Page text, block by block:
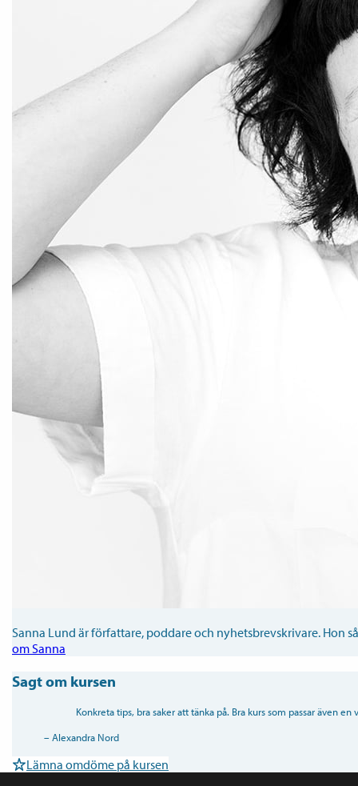
Sanna Lund är författare, poddare och nyhetsbrevskrivare. Hon
om Sanna
Sagt om kursen
Konkreta tips, bra saker att tänka på. Bra kurs som passar även
–Alexandra Nord
Lämna omdöme på kursen